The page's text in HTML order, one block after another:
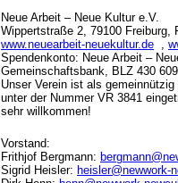
Neue Arbeit – Neue Kultur e.V.
Wippertstraße 2, 79100 Freiburg,
www.neuearbeit-neuekultur.de ,
Spendenkonto: Neue Arbeit –
Gemeinschaftsbank, BLZ 430
Unser Verein ist als
unter der Nummer VR 3841
sehr willkommen!
Vorstand:
Frithjof Bergmann:
Sigrid Heisler: heisler@newwork-